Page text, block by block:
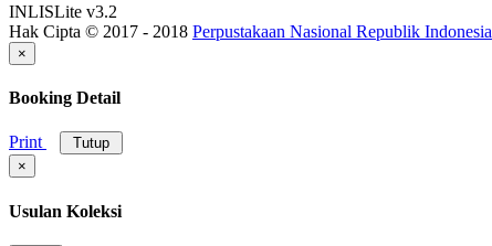
INLISLite v3.2
Hak Cipta © 2017 - 2018 Perpustakaan Nasional Republik Indonesia
×
Booking Detail
Print
Tutup
×
Usulan Koleksi